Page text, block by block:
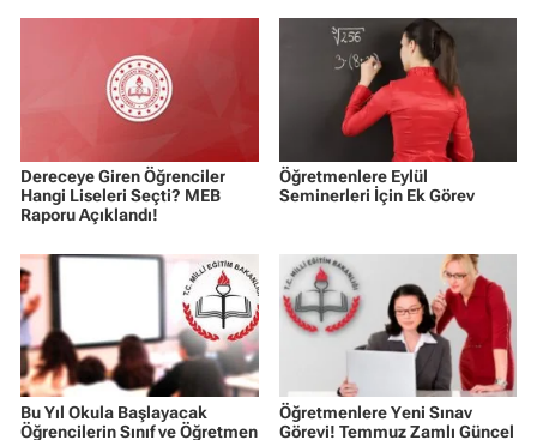
Dereceye Giren Öğrenciler
Hangi Liseleri Seçti? MEB
Raporu Açıklandı!
Öğretmenlere Eylül
Seminerleri İçin Ek Görev
Bu Yıl Okula Başlayacak
Öğrencilerin Sınıf ve Öğretmen
Öğretmenlere Yeni Sınav
Görevi! Temmuz Zamlı Güncel